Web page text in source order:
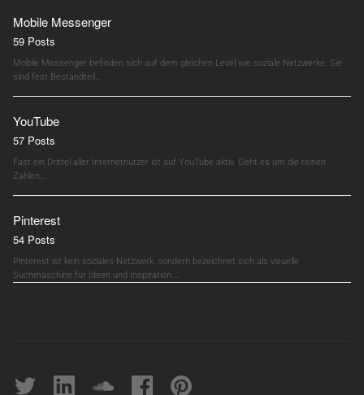
Mobile Messenger
59 Posts
Mobile Messenger befinden sich auf dem gleichen Level wie soziale Netzwerke. Sie
sind fest Bestandteil…
YouTube
57 Posts
Fast ein Drittel aller Internetnutzer ist auf YouTube aktiv. Geht es um die reinen
Zahlen,…
Pinterest
54 Posts
Pinterest ist kein soziales Netzwerk, sondern bezeichnet sich als visuelle
Suchmaschine für Ideen und Inspiration.…
Twitter linkedin soundcloudFacebookpinterest